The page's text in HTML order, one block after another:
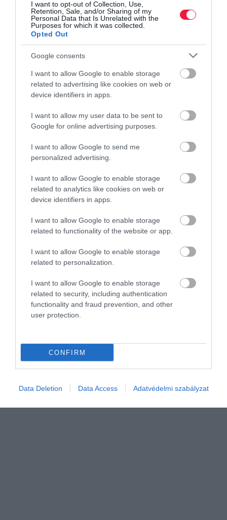
I want to opt-out of Collection, Use,
Retention, Sale, and/or Sharing of my
Personal Data that Is Unrelated with the
Purposes for which it was collected.
Opted Out
Google consents
I want to allow Google to enable storage
related to advertising like cookies on web or
device identifiers in apps.
I want to allow my user data to be sent to
Google for online advertising purposes.
I want to allow Google to send me
personalized advertising.
I want to allow Google to enable storage
related to analytics like cookies on web or
device identifiers in apps.
I want to allow Google to enable storage
related to functionality of the website or app.
I want to allow Google to enable storage
related to personalization.
I want to allow Google to enable storage
related to security, including authentication
functionality and fraud prevention, and other
user protection.
CONFIRM
Data Deletion Data Access Adatvédelmi szabályzat
ÉLELMISZER
ecetnek a gyártók
Jelentősen szigorodnak az ecetekre vonatkozó előírások
alapanyagból, kétszeres erjesztéssel előállított termékek viselhetik